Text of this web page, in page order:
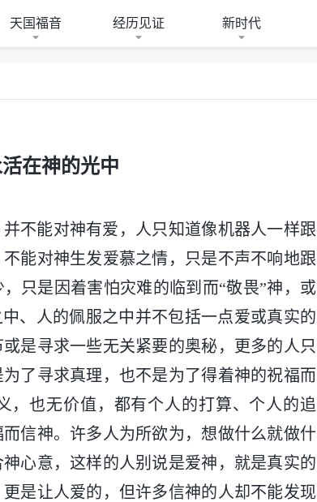
天国福音 经历见证 新时代
在神的光中
不能对神有爱，人只知道像机器人一样跟
能对神生发爱慕之情，只是不声不响地跟
只是因着害怕灾难的临到而“敬畏”神，或
、人的佩服之中并不包括一点爱或真实的
是寻求一些无关紧要的奥秘，更多的人只
了寻求真理，也不是为了得着神的祝福而
，也无价值，都有个人的打算、个人的追
信神。许多人为所欲为，想做什么就做什
心意，这样的人别说是爱神，就是真实的
是让人爱的，但许多信神的人却不能发现